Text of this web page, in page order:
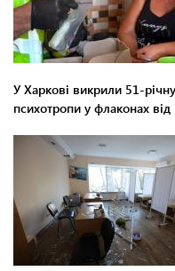
У Харкові викрили 51-
психотропи у флаконах